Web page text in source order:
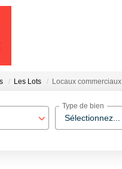
Les Lots Locaux commerciaux
Sélectionnez...
Type de bien